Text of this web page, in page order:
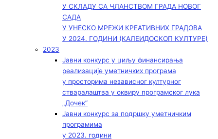
У СКЛАДУ СА ЧЛАНСТВОМ ГРАДА НОВОГ
САДА
У УНЕСКО МРЕЖИ КРЕАТИВНИХ ГРАДОВА
У 2024. ГОДИНИ (КАЛЕИДОСКОП КУЛТУРЕ)
2023
Јавни конкурс у циљу финансирања
реализације уметничких програма
у просторима независног културног
стваралаштва у оквиру програмског лука
„Дочек”
Јавни конкурс за подршку уметничким
програмима
у 2023. години